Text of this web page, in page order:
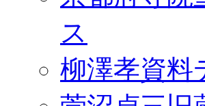
ス
柳澤孝資料